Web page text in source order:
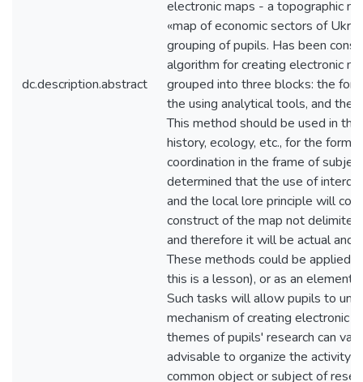
dc.description.abstract
electronic maps - a topographic
«map of economic sectors of
grouping of pupils. Has been
algorithm for creating electronic
grouped into three blocks: the
the using analytical tools, and the
This method should be used in
history, ecology, etc., for the
coordination in the frame of
determined that the use of
and the local lore principle will
construct of the map not
and therefore it will be actual and
These methods could be applied
this is a lesson), or as an element
Such tasks will allow pupils to
mechanism of creating electronic
themes of pupils' research can
advisable to organize the activity
common object or subject of